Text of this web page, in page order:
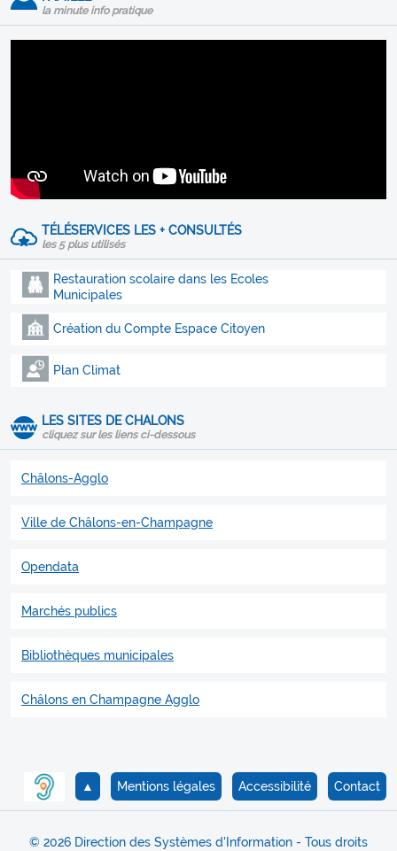
la minute info pratique
TÉLÉSERVICES LES + CONSULTÉS
les 5 plus utilisés
Restauration scolaire dans les Ecoles
Municipales
Création du Compte Espace Citoyen
Plan Climat
LES SITES DE CHALONS
cliquez sur les liens ci-dessous
Châlons-Agglo
Ville de Châlons-en-Champagne
Opendata
Marchés publics
Bibliothèques municipales
Châlons en Champagne Agglo
Contact
Accessibilité
Mentions légales
▲
© 2026 Direction des Systèmes d'Information - Tous droits